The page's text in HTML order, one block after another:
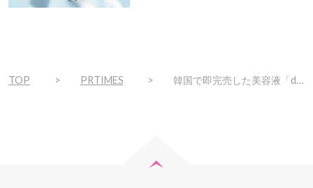
TOP PRTIMES 韓国で即完売した美容液「doum（ドウム）」 2025年4月24日（木） 全国発売開始